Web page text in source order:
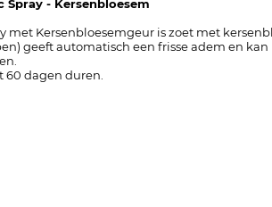
- Kersenbloesem
met Kersenbloesemgeur is zoet met
geeft automatisch een frisse adem en
60 dagen duren.